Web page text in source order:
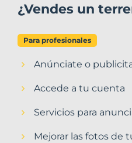
¿Vendes un
Para profesionales
Anúnciate o
Accede a tu cuenta
Servicios para
Mejorar las fotos de